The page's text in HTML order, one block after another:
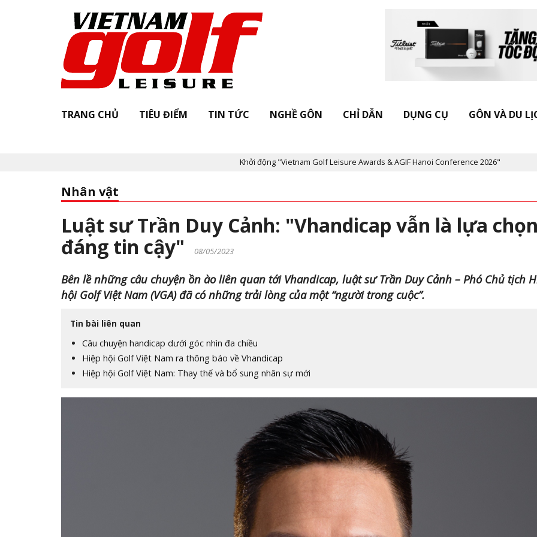
TRANG CHỦ TIÊU ĐIỂM TIN TỨC NGHỀ GÔN CHỈ DẪN DỤNG CỤ GÔN VÀ DU
Khởi động "Vietnam Golf Leisure Awards & AGIF Hanoi Conference 2026" Kỷ niệm 20 năm
Nhân vật
Luật sư Trần Duy Cảnh: "Vhandicap vẫn là lựa
đáng tin cậy"
08/05/2023
Bên lề những câu chuyện ồn ào liên quan tới Vhandicap, luật sư Trần Duy Cảnh – Phó Chủ tịch
hội Golf Việt Nam (VGA) đã có những trải lòng của một “người trong cuộc”.
Tin bài liên quan
Câu chuyện handicap dưới góc nhìn đa chiều
Hiệp hội Golf Việt Nam ra thông báo về Vhandicap
Hiệp hội Golf Việt Nam: Thay thế và bổ sung nhân sự mới